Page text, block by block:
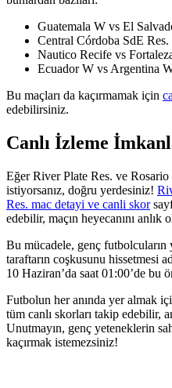
Guatemala W vs El
Central Córdoba SdE
Nautico Recife vs
Ecuador W vs Argentina
Bu maçları da kaçırmamak için
edebilirsiniz.
Canlı İzleme
Eğer River Plate Res. ve Rosario
istiyorsanız, doğru yerdesiniz!
Res. mac detayi ve canli skor
edebilir, maçın heyecanını
Bu mücadele, genç
taraftarın coşkusunu hissetmesi
10 Haziran’da saat 01:00’de bu
Futbolun her anında yer almak
tüm canlı skorları takip edebilir,
Unutmayın, genç yeteneklerin
kaçırmak istemezsiniz!